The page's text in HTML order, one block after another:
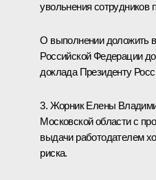
увольнения сотрудников
О выполнении доложить
Российской Федерации
доклада Президенту
3. Жорник Елены
Московской области с
выдачи работодателем
риска.